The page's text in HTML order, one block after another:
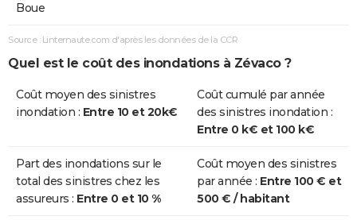
Boue
Source : Linternaute.com d'après les données de la CCR
Quel est le coût des inondations à Zévaco ?
Coût moyen des sinistres
inondation : Entre 10 et 20k€
Coût cumulé par année
des sinistres inondation :
Entre 0 k€ et 100 k€
Part des inondations sur le
total des sinistres chez les
assureurs : Entre 0 et 10 %
Coût moyen des sinistres
par année : Entre 100 € et
500 € / habitant